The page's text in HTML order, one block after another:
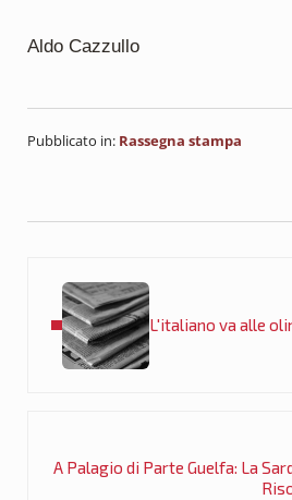
Aldo Cazzullo
Pubblicato in: Rassegna stampa
L'italiano va alle
A Palagio di Parte Guelfa: La